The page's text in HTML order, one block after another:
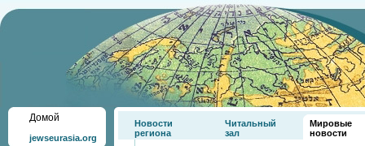
Домой
jewseurasia.org
Новости
региона
Читальный
зал
Мировые
новости